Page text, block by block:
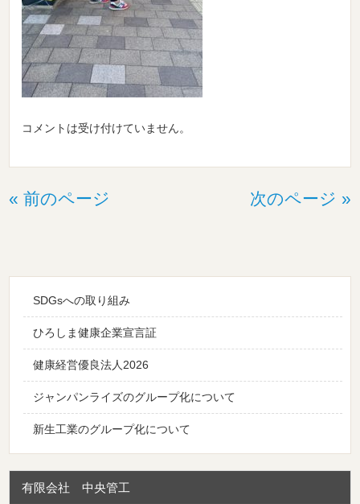
コメントは受け付けていません。
« 前のページ 次のページ »
SDGsへの取り組み
ひろしま健康企業宣言証
健康経営優良法人2026
ジャンパンライズのグループ化について
新生工業のグループ化について
有限会社 中央管工